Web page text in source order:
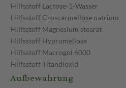
Hilfsstoff Lactose-1-Wasser
Hilfsstoff Croscarmellose natrium
Hilfsstoff Magnesium stearat
Hilfsstoff Hypromellose
Hilfsstoff Macrogol 6000
HilfsstoffTitandioxid
Aufbewahrung